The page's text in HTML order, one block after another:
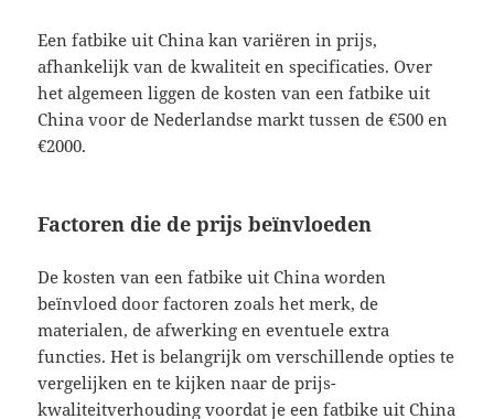
Een fatbike uit China kan variëren in prijs,
afhankelijk van de kwaliteit en specificaties. Over
het algemeen liggen de kosten van een fatbike uit
China voor de Nederlandse markt tussen de €500 en
€2000.
Factoren die de prijs beïnvloeden
De kosten van een fatbike uit China worden
beïnvloed door factoren zoals het merk, de
materialen, de afwerking en eventuele extra
functies. Het is belangrijk om verschillende opties te
vergelijken en te kijken naar de prijs-
kwaliteitverhouding voordat je een fatbike uit China